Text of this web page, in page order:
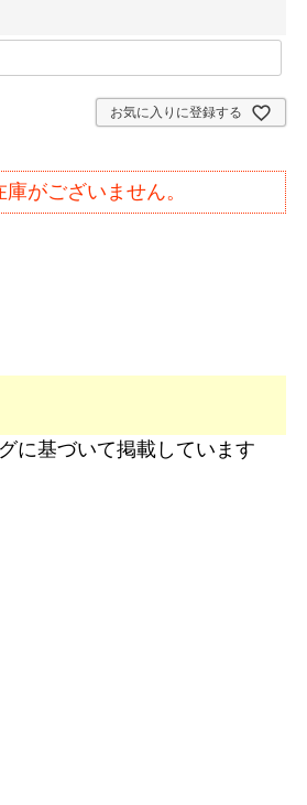
お気に入りに登録する
がございません。
に基づいて掲載しています